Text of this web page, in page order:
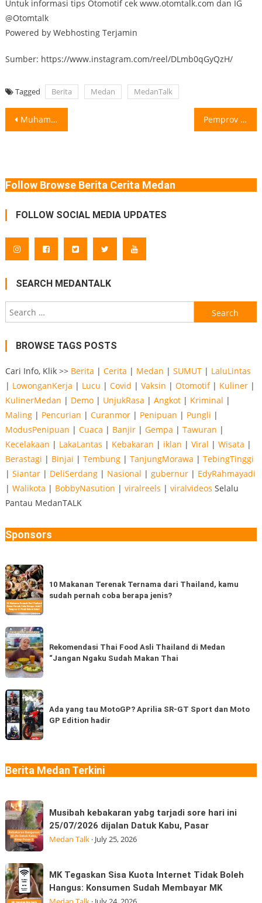
Untuk informasi tips Otomotif cek www.otomtalk.com dan IG
@Otomtalk
Powered by Webhosting Terjamin
Sumber: https://www.instagram.com/reel/DLmb0qGyQzH/
Tagged Berita Medan MedanTalk
Post
Muhammadiyah Dapat Izin Pendirian Bank Syariah PP Muhammadiyah mendapat izin pendirian bank Pemprov Sumut Wajibkan Kantor Pemerintah dan Swasta Putar Indonesia Raya Setiap Pagi
Follow Browse Berita Cerita Medan
FOLLOW SOCIAL MEDIA UPDATES
SEARCH MEDANTALK
Search
for:
BROWSE TAGS POSTS
Cari Info, Klik >> Berita | Cerita | Medan | SUMUT| LaluLintas
| LowonganKerja | Lucu | Covid | Vaksin | Otomotif| Kuliner|
KulinerMedan | Demo| UnjukRasa | Angkot| Kriminal |
Maling| Pencurian | Curanmor| Penipuan | Pungli |
ModusPenipuan | Cuaca | Banjir| Gempa | Tawuran |
Kecelakaan | LakaLantas | Kebakaran | iklan | Viral | Wisata |
Berastagi | Binjai | Tembung| TanjungMorawa | TebingTinggi
| Siantar| DeliSerdang| Nasional | gubernur| EdyRahmayadi
| Walikota | BobbyNasution | viralreels | viralvideos Selalu
Pantau MedanTALK
Sponsors
10
Makanan
Terenak
Ternama
dari
Thailand,
kamu
sudah
coba
berapa
jenis?
10 Makanan Terenak Ternama dari Thailand, kamu
sudah pernah coba berapa jenis?
Rekomendasi
Thai
Food
Asli
Thailand
di
Medan
“Jangan
Sudah
Makan
Rekomendasi Thai Food Asli Thailand di Medan
“Jangan Ngaku Sudah Makan Thai
Ada
yang
tau
MotoGP?
SR-
GT
dan
Moto
GP
Edition
hadir
Ada yang tau MotoGP? Aprilia SR-GT Sport dan Moto
GP Edition hadir
Berita Medan Terkini
Musibah
kebakaran
yabg
tarjadi
sore
hari
ini
Musibah kebakaran yabg tarjadi sore hari ini
25/07/2026 dijalan Datuk Kabu, Pasar
Medan Talk· July 25, 2026
MK
Tegaskan
Sisa
MK Tegaskan Sisa Kuota Internet Tidak Boleh
Hangus: Konsumen Sudah Membayar MK